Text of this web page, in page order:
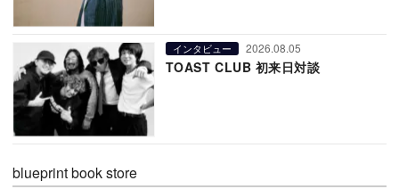
インタビュー 2026.08.05
TOAST CLUB 初来日対談
blueprint book store